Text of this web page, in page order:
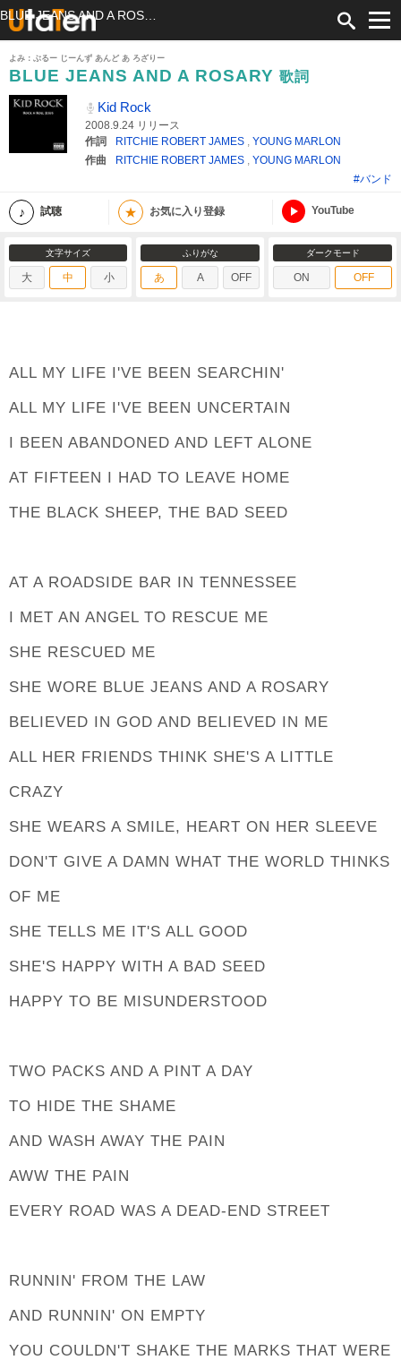
よみ：ぶるー じーんず あんど あ ろざりー
BLUE JEANS AND A ROSARY 歌詞
Kid Rock
2008.9.24 リリース
作詞
RITCHIE ROBERT JAMES , YOUNG MARLON
作曲
RITCHIE ROBERT JAMES , YOUNG MARLON
#バンド
試聴 ★ お気に入り登録 YouTube
文字サイズ
大 中 小
ふりがな
あ A OFF
ダークモード
ON OFF
ALL MY LIFE I'VE BEEN SEARCHIN'
ALL MY LIFE I'VE BEEN UNCERTAIN
I BEEN ABANDONED AND LEFT ALONE
AT FIFTEEN I HAD TO LEAVE HOME
THE BLACK SHEEP, THE BAD SEED
AT A ROADSIDE BAR IN TENNESSEE
I MET AN ANGEL TO RESCUE ME
SHE RESCUED ME
SHE WORE BLUE JEANS AND A ROSARY
BELIEVED IN GOD AND BELIEVED IN ME
ALL HER FRIENDS THINK SHE'S A LITTLE
CRAZY
SHE WEARS A SMILE, HEART ON HER SLEEVE
DON'T GIVE A DAMN WHAT THE WORLD THINKS
OF ME
SHE TELLS ME IT'S ALL GOOD
SHE'S HAPPY WITH A BAD SEED
HAPPY TO BE MISUNDERSTOOD
TWO PACKS AND A PINT A DAY
TO HIDE THE SHAME
AND WASH AWAY THE PAIN
AWW THE PAIN
EVERY ROAD WAS A DEAD-END STREET
RUNNIN' FROM THE LAW
AND RUNNIN' ON EMPTY
YOU COULDN'T SHAKE THE MARKS THAT WERE